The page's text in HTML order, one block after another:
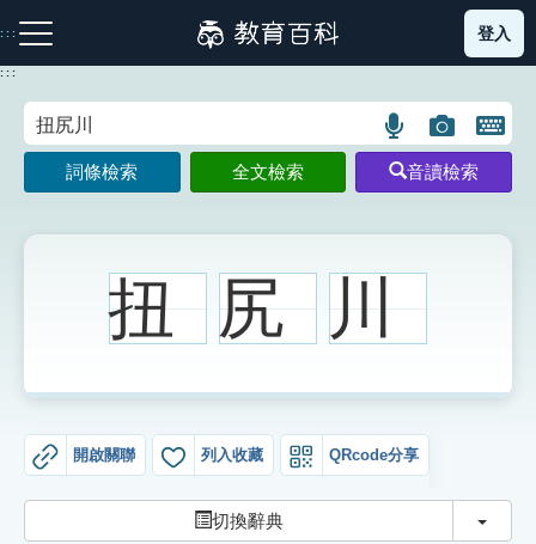
到
主
:::
注音索引圖示 筆畫索引圖示 部首索引表圖示
生字詞彙表
登入
:::
語
言
搜
示
圖
片
搜
開
鍵
圖
詞條檢索 全文檢索 音讀檢索
扭 尻 川
開啟關聯 列入收藏 QRcode分享
切換辭典 切換